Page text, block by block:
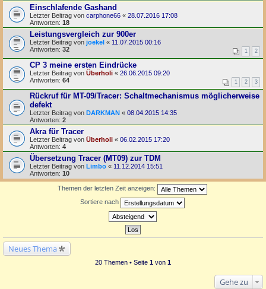
Einschlafende Gashand
Letzter Beitrag von carphone66 « 28.07.2016 17:08
Antworten: 18
Leistungsvergleich zur 900er
Letzter Beitrag von joekel « 11.07.2015 00:16
Antworten: 32 1 2
CP 3 meine ersten Eindrücke
Letzter Beitrag von Überholi « 26.06.2015 09:20
Antworten: 64 1 2 3
Rückruf für MT-09/Tracer: Schaltmechanismus möglicherweise
defekt
Letzter Beitrag von DARKMAN « 08.04.2015 14:35
Antworten: 2
Akra für Tracer
Letzter Beitrag von Überholi « 06.02.2015 17:20
Antworten: 4
Übersetzung Tracer (MT09) zur TDM
Letzter Beitrag von Limbo « 11.12.2014 15:51
Antworten: 10
Themen der letzten Zeit anzeigen:
Sortiere nach
Neues Thema
20 Themen • Seite 1 von 1
Gehe zu